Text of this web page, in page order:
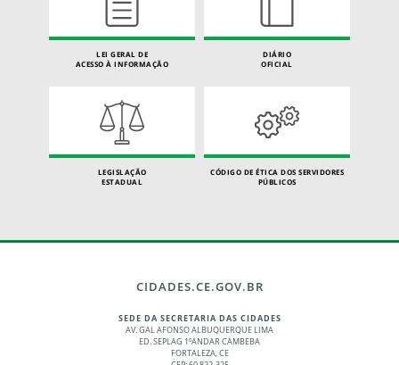
LEI GERAL DE
ACESSO À INFORMAÇÃO
DIÁRIO
OFICIAL
LEGISLAÇÃO
ESTADUAL
CÓDIGO DE ÉTICA DOS SERVIDORES
PÚBLICOS
CIDADES.CE.GOV.BR
SEDE DA SECRETARIA DAS CIDADES
AV. GAL AFONSO ALBUQUERQUE LIMA
ED. SEPLAG 1ºANDAR CAMBEBA
FORTALEZA, CE